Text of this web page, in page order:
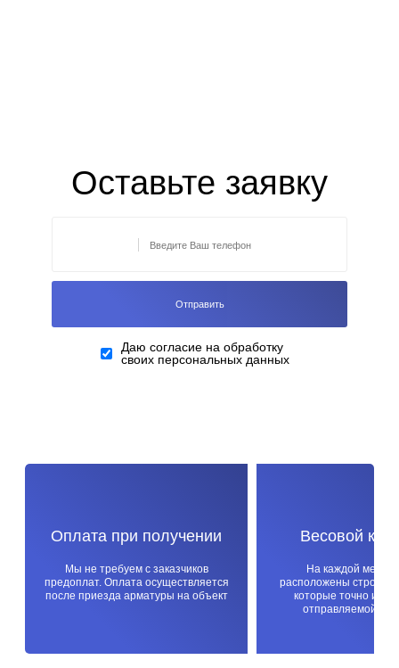
Оставьте заявку
Даю согласие на обработку
своих персональных данных
Оплата при получении
Мы не требуем с заказчиков
предоплат. Оплата осуществляется
после приезда арматуры на объект
Весовой
На каждой
расположены
которые точно
отправляемой